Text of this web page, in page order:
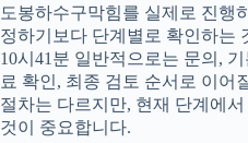
도봉하수구막힘를 실제로 진행
정하기보다 단계별로 확인하는
10시41분 일반적으로는 문의,
료 확인, 최종 검토 순서로 이어
절차는 다르지만, 현재 단계에
것이 중요합니다.